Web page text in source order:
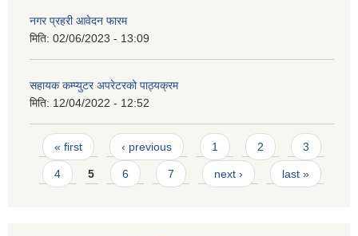
नगर प्रहरी आवेदन फारम
मिति: 02/06/2023 - 13:09
सहायक कम्प्युटर अपरेटरको पाठ्यक्रम
मिति: 12/04/2022 - 12:52
Pages
« first ‹ previous 1 2 3
4 5 6 7 next › last »